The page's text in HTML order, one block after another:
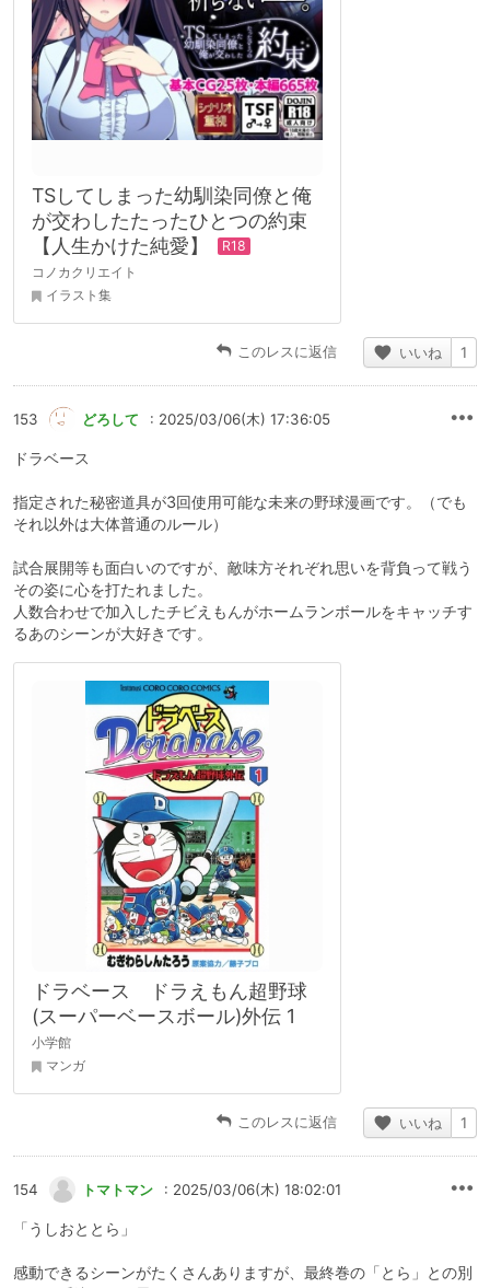
TSしてしまった幼馴染同僚と俺
が交わしたたったひとつの約束
【人生かけた純愛】
コノカクリエイト
イラスト集
このレスに返信 いいね 1
153 どろして : 2025/03/06(木) 17:36:05
ドラベース
指定された秘密道具が3回使用可能な未来の野球漫画です。（でも
それ以外は大体普通のルール）
試合展開等も面白いのですが、敵味方それぞれ思いを背負って戦う
その姿に心を打たれました。
人数合わせで加入したチビえもんがホームランボールをキャッチす
るあのシーンが大好きです。
ドラベース ドラえもん超野球
(スーパーベースボール)外伝 1
小学館
マンガ
このレスに返信 いいね 1
154 トマトマン : 2025/03/06(木) 18:02:01
「うしおととら」
感動できるシーンがたくさんありますが、最終巻の「とら」との別